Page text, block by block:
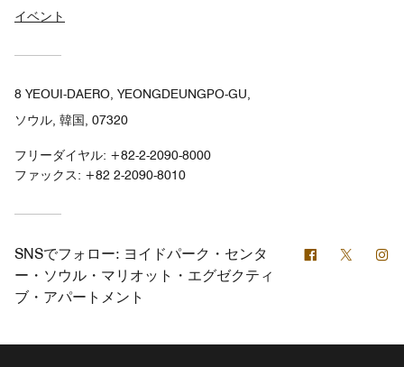
イベント
8 YEOUI-DAERO, YEONGDEUNGPO-GU,
ソウル, 韓国, 07320
フリーダイヤル: +82-2-2090-8000
ファックス: +82 2-2090-8010
SNSでフォロー: ヨイドパーク・センタ
ー・ソウル・マリオット・エグゼクティ
ブ・アパートメント
Facebook
Twitter